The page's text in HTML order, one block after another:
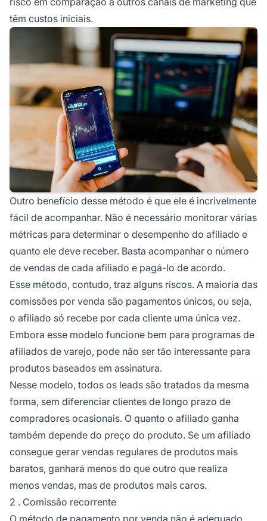
têm custos iniciais.
Outro benefício desse método é que ele é incrivelmente
fácil de acompanhar. Não é necessário monitorar várias
métricas para determinar o desempenho do afiliado e
quanto ele deve receber. Basta acompanhar o número
de vendas de cada afiliado e pagá-lo de acordo.
Esse método, contudo, traz alguns riscos. A maioria das
comissões por venda são pagamentos únicos, ou seja,
o afiliado só recebe por cada cliente uma única vez.
Embora esse modelo funcione bem para programas de
afiliados de varejo, pode não ser tão interessante para
produtos baseados em assinatura.
Nesse modelo, todos os leads são tratados da mesma
forma, sem diferenciar clientes de longo prazo de
compradores ocasionais. O quanto o afiliado ganha
também depende do preço do produto. Se um afiliado
consegue gerar vendas regulares de produtos mais
baratos, ganhará menos do que outro que realiza
menos vendas, mas de produtos mais caros.
2 . Comissão recorrente